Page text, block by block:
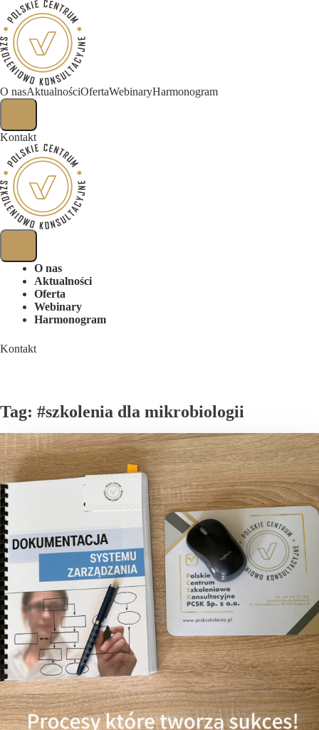
O nasAktualnościOfertaWebinaryHarmonogram
Kontakt
O nas
Aktualności
Oferta
Webinary
Harmonogram
Kontakt
Tag: #szkolenia dla mikrobiologii